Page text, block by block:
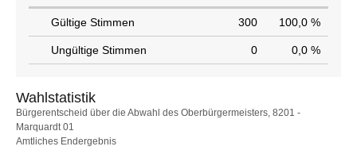
Gültige Stimmen 300 100,0 %
Ungültige Stimmen 0 0,0 %
Wahlstatistik
Wahlstatistik
Bürgerentscheid über die Abwahl des Oberbürgermeisters, 8201 -
Marquardt 01
Amtliches Endergebnis